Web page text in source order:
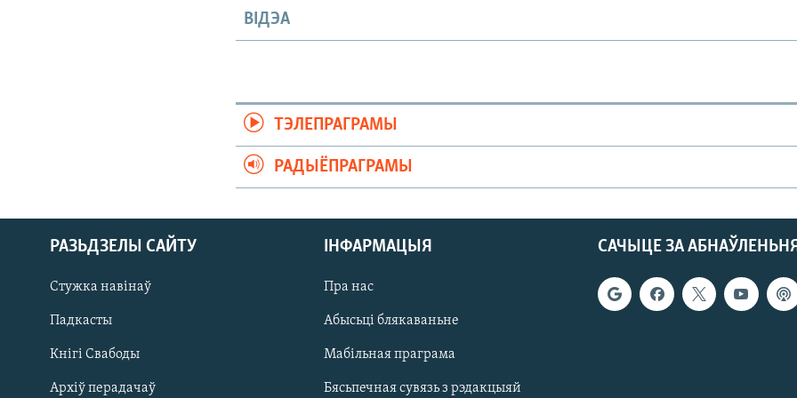
ВІДЭА
ТЭЛЕПРАГРАМЫ
РАДЫЁПРАГРАМЫ
САЧЫЦЕ ЗА
РАЗЬДЗЕЛЫ САЙТУ
Стужка навінаў
Падкасты
Кнігі Свабоды
Архіў перадачаў
ІНФАРМАЦЫЯ
Пра нас
Абысьці блякаваньне
Мабільная праграма
Бясьпечная сувязь з рэдакцыяй